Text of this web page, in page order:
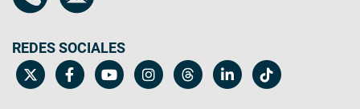
REDES SOCIALES